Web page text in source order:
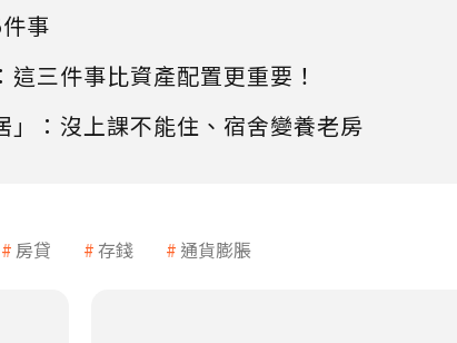
事
三件事比資產配置更重要！
：沒上課不能住、宿舍變養老房
房貸 存錢 通貨膨脹